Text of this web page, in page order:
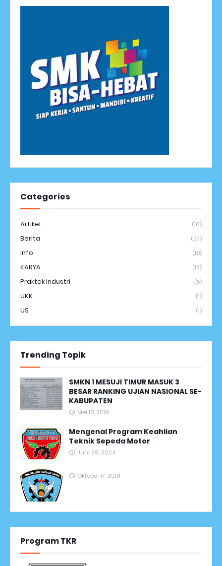
Categories
Artikel (16)
Berita (37)
Info (18)
KARYA (13)
Praktek Industri (5)
UKK (1)
US (1)
Trending Topik
SMKN 1 MESUJI TIMUR MASUK 3
BESAR RANKING UJIAN NASIONAL SE-
KABUPATEN
Mei 18, 2019
Mengenal Program Keahlian
Teknik Sepeda Motor
Juni 29, 2024
Oktober 17, 2018
Program TKR